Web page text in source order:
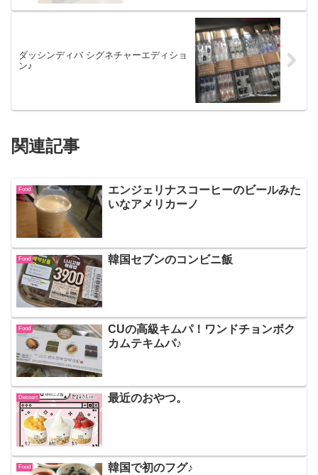
ダッシンディバ シグネチャーエディショ
ン♪
関連記事
Food
エンジェリナスコーヒーのビールみた
いなアメリカーノ
Food 韓国セブンのコンビニ飯
Food
CUの高級キムパ！ワンドチョンボク
カムテキムパ♪
Dessert 最近のおやつ。
Food 韓国で初のフグ♪